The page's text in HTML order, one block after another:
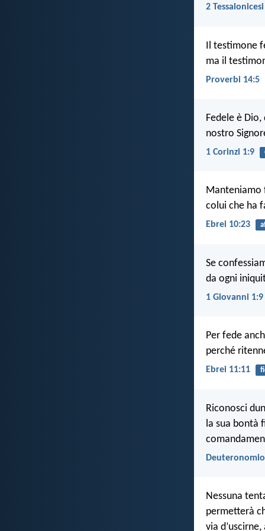
2
Il testimone
ma il
Proverbi 14:5
Fedele è
nostro
1 Corinzi 1:9
Manteniamo
colui che ha
Ebrei 10:23
Se
da ogni
1 Giovanni 1:9
Per fede
perché
Ebrei 11:11
Riconosci
la sua bontà
Nessuna
permetterà
via